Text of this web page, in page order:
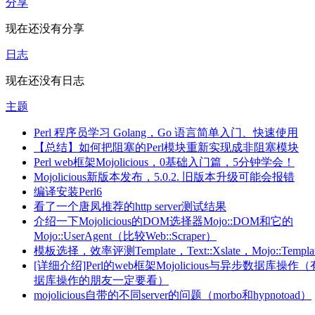
现在还没有分享
日志
现在还没有日志
主题
Perl 程序员学习 Golang，Go 语言简单入门、快速使用
【总结】如何把阻塞的Perl模块重新实现成非阻塞模块
Perl web框架Mojolicious，0基础入门篇，5分钟学会！
Mojolicious新版本发布，5.0.2. 旧版本升级可能会报错
编译安装Perl6
看了一个唐凤推荐的http server测试结果
介绍一下Mojolicious的DOM选择器Mojo::DOM和它的
Mojo::UserAgent（比较Web::Scraper）
模板选择，效率评测Template，Text::Xslate，
[详细介绍]Perl的web框架Mojolicious与异步数据库操作（
据库操作的朋友一定要看）
mojolicious自带的不同server的问题（morbo和hypnotoad）